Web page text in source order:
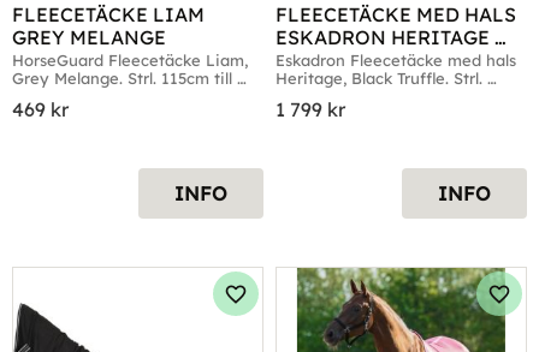
FLEECETÄCKE LIAM
GREY MELANGE
HorseGuard Fleecetäcke Liam,
Grey Melange. Strl. 115cm till
469 kr
INFO
FLEECETÄCKE MED HALS
ESKADRON HERITAGE
BLACK TRUFFLE
Eskadron Fleecetäcke med hals
Heritage, Black Truffle. Strl.
1 799 kr
INFO
Lägg till i favoriter